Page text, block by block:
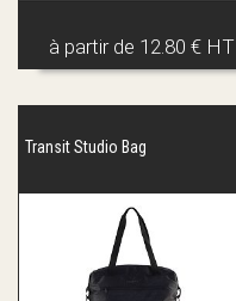
à partir de 12.80 € HT
Transit Studio Bag